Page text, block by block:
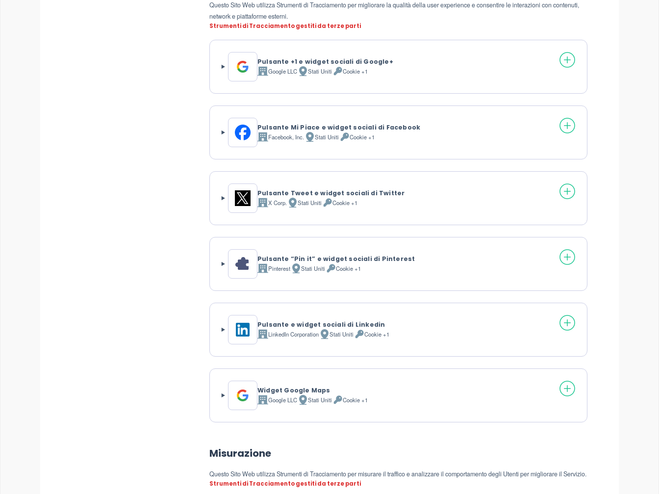
Questo Sito Web utilizza Strumenti di Tracciamento per migliorare la qualità della user experience e consentire le interazioni con contenuti,
network e piattaforme esterni.
Strumenti di Tracciamento gestiti da terze parti
Pulsante +1 e widget sociali di Google+
Azienda:
Google LLC
Luogo
trattamento:
Stati Uniti
Dati
trattati:
Cookie +1
Pulsante Mi Piace e widget sociali di Facebook
Azienda:
Facebook, Inc.
Luogo
trattamento:
Stati Uniti
Dati
trattati:
Cookie +1
Pulsante Tweet e widget sociali di Twitter
Azienda:
X Corp.
Luogo
trattamento:
Stati Uniti
Dati
trattati:
Cookie +1
Pulsante “Pin it” e widget sociali di Pinterest
Azienda:
Pinterest
Luogo
trattamento:
Stati Uniti
Dati
trattati:
Cookie +1
Pulsante e widget sociali di Linkedin
Azienda:
LinkedIn Corporation
Luogo
trattamento:
Stati Uniti
Dati
trattati:
Cookie +1
Widget Google Maps
Azienda:
Google LLC
Luogo
trattamento:
Stati Uniti
Dati
trattati:
Cookie +1
Misurazione
Questo Sito Web utilizza Strumenti di Tracciamento per misurare il traffico e analizzare il comportamento degli Utenti per migliorare il Servizio.
Strumenti di Tracciamento gestiti da terze parti